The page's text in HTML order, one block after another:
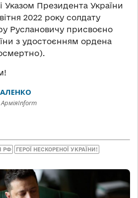
Указом Президента України
2022 року солдату
Руслановичу присвоєно
з удостоєнням ордена
РФ ГЕРОЇ НЕСКОРЕНОЇ УКРАЇНИ!